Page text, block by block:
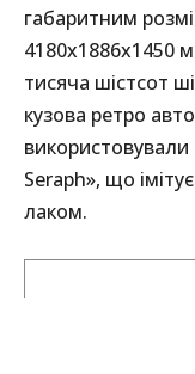
габаритним
4180x1886x1450
тисяча шістсот
кузова ретро
використовували
Seraph», що
лаком.